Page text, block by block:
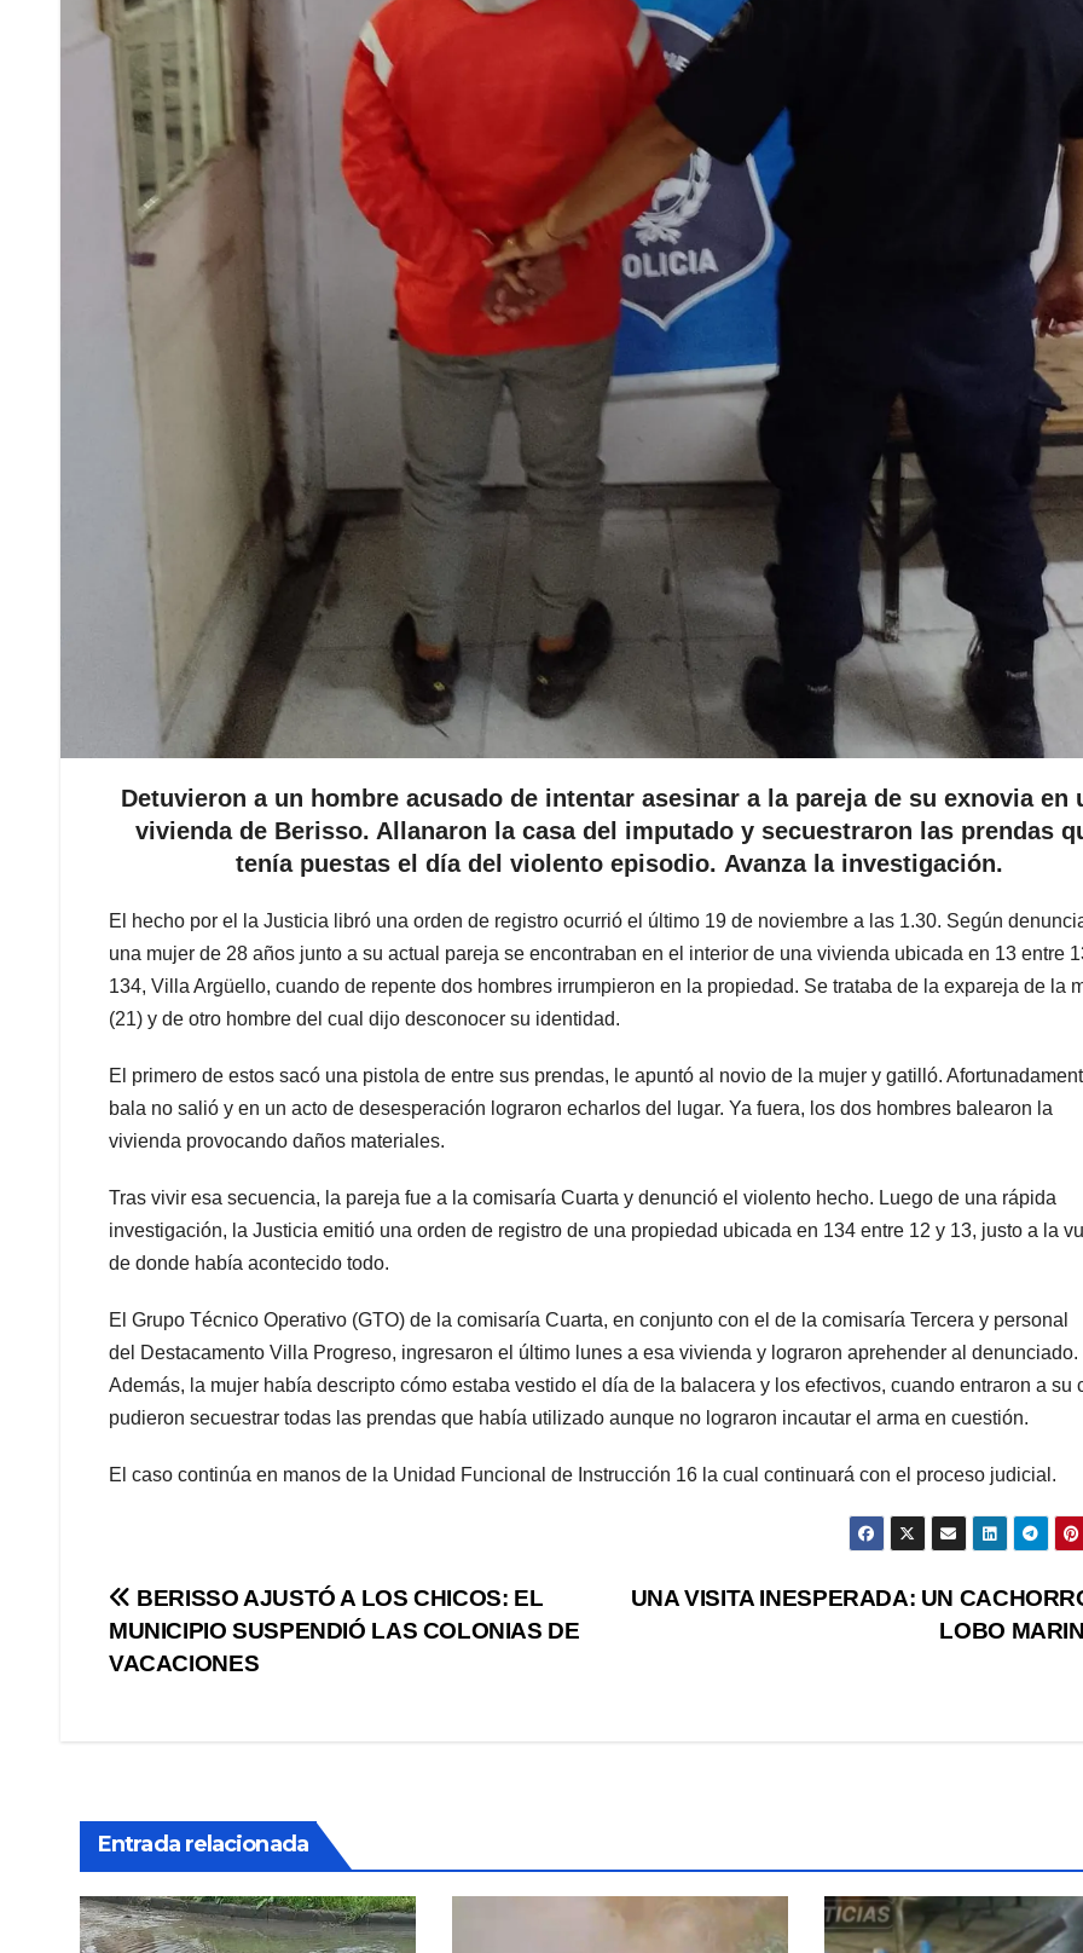
Detuvieron a un hombre acusado de intentar asesinar a la pareja de su exnovia en
vivienda de Berisso. Allanaron la casa del imputado y secuestraron las prendas
tenía puestas el día del violento episodio. Avanza la investigación.
El hecho por el la Justicia libró una orden de registro ocurrió el último 19 de noviembre a las 1.30. Según
una mujer de 28 años junto a su actual pareja se encontraban en el interior de una vivienda ubicada en 13 entre
134, Villa Argüello, cuando de repente dos hombres irrumpieron en la propiedad. Se trataba de la expareja de la
(21) y de otro hombre del cual dijo desconocer su identidad.
El primero de estos sacó una pistola de entre sus prendas, le apuntó al novio de la mujer y gatilló.
bala no salió y en un acto de desesperación lograron echarlos del lugar. Ya fuera, los dos hombres balearon la
vivienda provocando daños materiales.
Tras vivir esa secuencia, la pareja fue a la comisaría Cuarta y denunció el violento hecho. Luego de una rápida
investigación, la Justicia emitió una orden de registro de una propiedad ubicada en 134 entre 12 y 13, justo a la
de donde había acontecido todo.
El Grupo Técnico Operativo (GTO) de la comisaría Cuarta, en conjunto con el de la comisaría Tercera y personal
del Destacamento Villa Progreso, ingresaron el último lunes a esa vivienda y lograron aprehender al denunciado.
Además, la mujer había descripto cómo estaba vestido el día de la balacera y los efectivos, cuando entraron a su
pudieron secuestrar todas las prendas que había utilizado aunque no lograron incautar el arma en cuestión.
El caso continúa en manos de la Unidad Funcional de Instrucción 16 la cual continuará con el proceso judicial.
Navegación
de
UNA VISITA INESPERADA: UN
LOBO
BERISSO AJUSTÓ A LOS CHICOS: EL
MUNICIPIO SUSPENDIÓ LAS COLONIAS DE
VACACIONES
Entrada relacionada